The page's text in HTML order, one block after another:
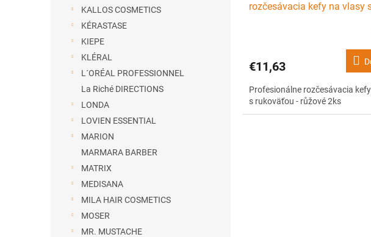
KALLOS COSMETICS
KÉRASTASE
KIEPE
KLÉRAL
L´ORÉAL PROFESSIONNEL
La Riché DIRECTIONS
LONDA
LOVIEN ESSENTIAL
MARION
MARMARA BARBER
MATRIX
MEDISANA
MILA HAIR COSMETICS
MOSER
MR. MUSTACHE
rozčesávacia kefy na vlasy
€11,63
Profesionálne rozčesávacia
s rukoväťou - růžové 2ks